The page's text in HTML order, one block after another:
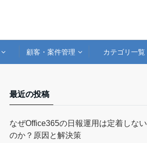
顧客・案件管理 カテゴリ一覧
最近の投稿
なぜOffice365の日報運用は定着しない
のか？原因と解決策